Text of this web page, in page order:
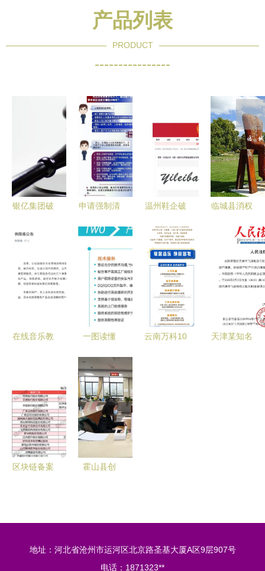
产品列表
PRODUCT
----------------
银亿集团破
百强巨头的
中的重生契
机
申请强制清
料的指引
——破产清
算服务
温州鞋企破
标起拍价不
及一枚鸡
蛋，品牌价
值的残酷现
实
临城县消权
询-破产清
算服务详解
与指南
在线音乐教
破产清算
优质企业服
务的终点与
反思
一图读懂
VHPS消毒
机产品特点
与破产清算
服务融合方
案
云南万科10
天津某知名
区块链备案
产清算成新
霍山县创
提速”
地址：河北省沧州市运河区北京路圣基大厦A区9层907号
电话：1871323**